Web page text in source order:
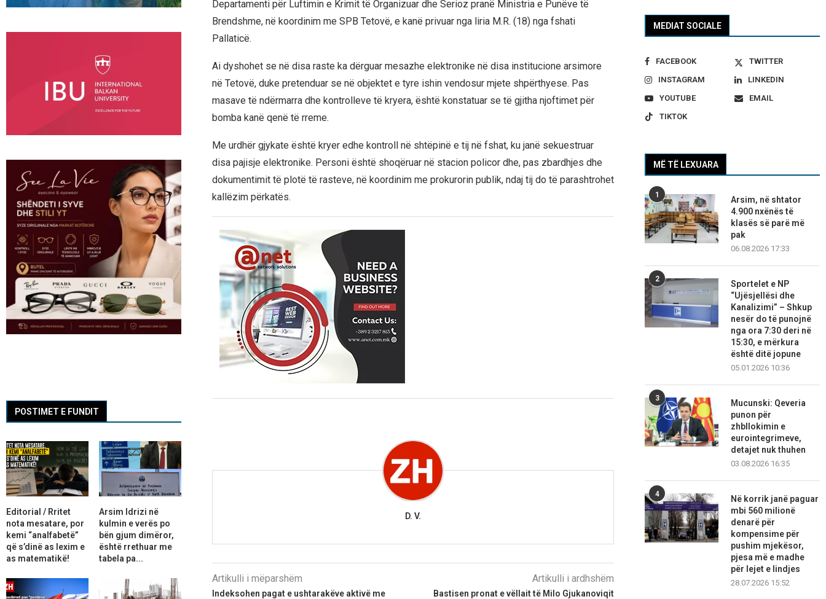
Departamenti për Luftimin e Krimit të Organizuar dhe Serioz pranë Ministria e Punëve të
Brendshme, në koordinim me SPB Tetovë, e kanë privuar nga liria M.R. (18) nga fshati
Pallaticë.
Ai dyshohet se në disa raste ka dërguar mesazhe elektronike në disa institucione arsimore
në Tetovë, duke pretenduar se në objektet e tyre ishin vendosur mjete shpërthyese. Pas
masave të ndërmarra dhe kontrolleve të kryera, është konstatuar se të gjitha njoftimet për
bomba kanë qenë të rreme.
Me urdhër gjykate është kryer edhe kontroll në shtëpinë e tij në fshat, ku janë sekuestruar
disa pajisje elektronike. Personi është shoqëruar në stacion policor dhe, pas zbardhjes dhe
dokumentimit të plotë të rasteve, në koordinim me prokurorin publik, ndaj tij do të parashtrohet
kallëzim përkatës.
D. V.
Artikulli i mëparshëm
Indeksohen pagat e ushtarakëve aktivë me
Artikulli i ardhshëm
Bastisen pronat e vëllait të Milo Gjukanoviqit
MEDIAT SOCIALE
FACEBOOK
TWITTER
INSTAGRAM
LINKEDIN
YOUTUBE
EMAIL
TIKTOK
MË TË LEXUARA
1
Arsim, në shtator
4.900 nxënës të
klasës së parë më
pak
06.08.2026 17:33
2
Sportelet e NP
“Ujësjellësi dhe
Kanalizimi” – Shkup
nesër do të punojnë
nga ora 7:30 deri në
15:30, e mërkura
është ditë jopune
05.01.2026 10:36
3
Mucunski: Qeveria
punon për
zhbllokimin e
eurointegrimeve,
detajet nuk thuhen
03.08.2026 16:35
4
Në korrik janë paguar
mbi 560 milionë
denarë për
kompensime për
pushim mjekësor,
pjesa më e madhe
për lejet e lindjes
28.07.2026 15:52
POSTIMET E FUNDIT
Editorial / Rritet
nota mesatare, por
kemi “analfabetë”
që s’dinë as lexim e
as matematikë!
Arsim Idrizi në
kulmin e verës po
bën gjum dimëror,
është rrethuar me
tabela pa...